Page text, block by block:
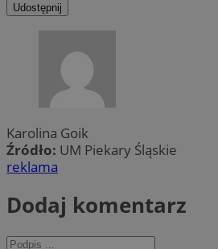
Udostępnij
Karolina Goik
Źródło: UM Piekary Śląskie
reklama
Dodaj komentarz